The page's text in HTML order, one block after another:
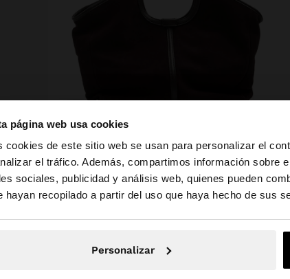
página web usa cookies
cookies de este sitio web se usan para personalizar el
el tráfico. Además, compartimos información sobre
sociales, publicidad y análisis web, quienes pueden
hayan recopilado a partir del uso que haya hecho de sus
Personalizar
hola
Estás accediendo a la web de España. ¿Quieres ir
No, continuar en
bolsos
Novedades